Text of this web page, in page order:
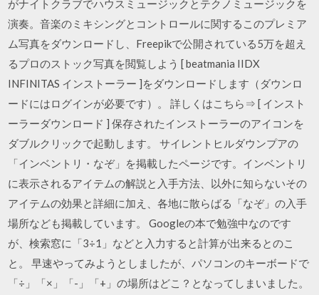
がナイトクラブでハウスミュージックとテクノミュージックを
演奏。音楽のミキシングとコントロールに関するこのプレミア
ム写真をダウンロードし、Freepikで公開されている5万を超え
るプロのストック写真を閲覧しよう [ beatmania IIDX
INFINITAS インストーラー ]をダウンロードします（ダウンロ
ードにはログインが必要です）。 詳しくはこちら⇒ [ インスト
ーラーダウンロード ] 保存されたインストーラーのアイコンを
ダブルクリックで起動します。 サイレントヒルダウンプアの
「インベントリ・なぞ」を掲載したページです。インベントリ
に表示されるアイテムの解説と入手方法、以外に知らないその
アイテムの効果と詳細に加え、各地に散らばる「なぞ」の入手
場所なども掲載しています。 Googleの本で勉強中なのです
が、検索窓に「3÷1」などと入力すると計算が出来るとのこ
と。 早速やってみようとしましたが、パソコンのキーボードで
「÷」「×」「-」「+」の場所はどこ？となってしまいました。